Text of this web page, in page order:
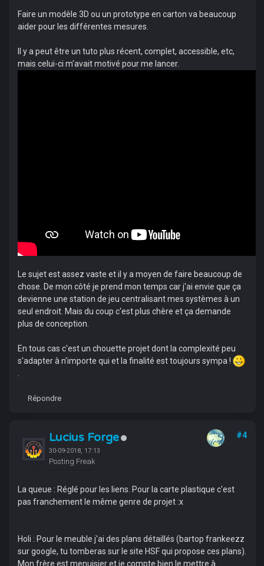
Faire un modèle 3D ou un prototype en carton va beaucoup
aider pour les différentes mesures.
Il y a peut être un tuto plus récent, complet, accessible, etc,
mais celui-ci m'avait motivé pour me lancer.
Le sujet est assez vaste et il y a moyen de faire beaucoup de
chose. De mon côté je prend mon temps car j'ai envie que ça
devienne une station de jeu centralisant mes systèmes à un
seul endroit. Mais du coup c'est plus chère et ça demande
plus de conception.
En tous cas c'est un chouette projet dont la complexité peu
s'adapter à n'importe qui et la finalité est toujours sympa !
.
Répondre
Lucius Forge
30-09-2018, 17:13
Posting Freak
#4
La queue : Réglé pour les liens. Pour la carte plastique c'est
pas franchement le même genre de projet :x
Holi : Pour le meuble j'ai des plans détaillés (bartop frankeezz
sur google, tu tomberas sur le site HSF qui propose ces plans).
Mon frère est menuisier et je compte bien le mettre à